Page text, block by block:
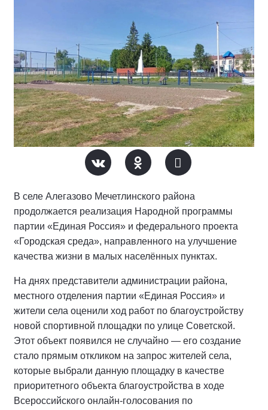
В селе Алегазово Мечетлинского района
продолжается реализация Народной программы
партии «Единая Россия» и федерального проекта
«Городская среда», направленного на улучшение
качества жизни в малых населённых пунктах.
На днях представители администрации района,
местного отделения партии «Единая Россия» и
жители села оценили ход работ по благоустройству
новой спортивной площадки по улице Советской.
Этот объект появился не случайно — его создание
стало прямым откликом на запрос жителей села,
которые выбрали данную площадку в качестве
приоритетного объекта благоустройства в ходе
Всероссийского онлайн-голосования по